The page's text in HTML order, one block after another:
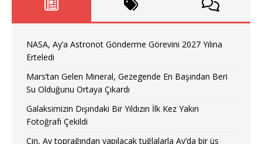
NASA, Ay’a Astronot Gönderme Görevini 2027 Yılına
Erteledi
Mars’tan Gelen Mineral, Gezegende En Başından Beri
Su Olduğunu Ortaya Çıkardı
Galaksimizin Dışındaki Bir Yıldızın İlk Kez Yakın
Fotoğrafı Çekildi
Çin, Ay toprağından yapılacak tuğlalarla Ay’da bir üs